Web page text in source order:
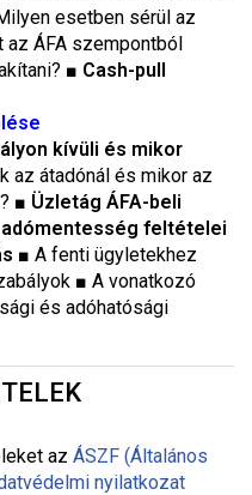
esetben sérül az
az ÁFA szempontból
■ Cash-pull
kívüli és mikor
az átadónál és mikor az
■ Üzletág ÁFA-beli
feltételei
■ A fenti ügyletekhez
■ A vonatkozó
és adóhatósági
az ÁSZF (Általános
nyilatkozat